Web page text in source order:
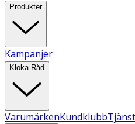
Produkter
Kampanjer
Kloka Råd
VarumärkenKundklubb